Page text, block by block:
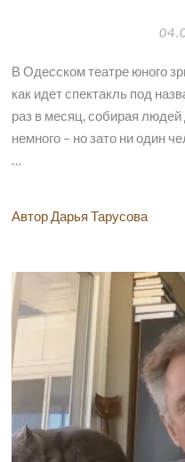
В Одесском театре юного
как идет спектакль под
раз в месяц, собирая
немного – но зато ни один
…
Автор Дарья Тарусова